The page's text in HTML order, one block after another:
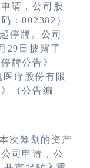
请，公司股
：002382 ）
停牌。公司
29 日披露了
牌公告》
医疗股份有限
（公告编
次筹划的资产
司申请，公